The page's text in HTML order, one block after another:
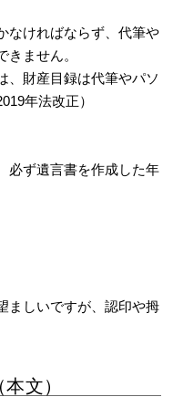
なければならず、代筆や
ません。
、財産目録は代筆やパソ
年法改正）
必ず遺言書を作成した年
ましいですが、認印や拇
文）